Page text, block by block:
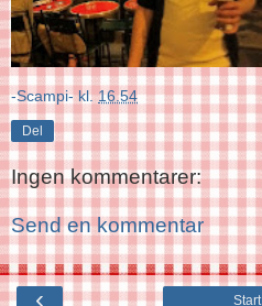
-Scampi- kl.16.54
Del
Ingen kommentarer:
Send en kommentar
‹ Start